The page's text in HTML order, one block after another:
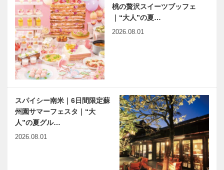
桃の贅沢スイーツブッフェ
｜“大人”の夏…
2026.08.01
スパイシー南米｜6日間限定蘇
州園サマーフェスタ｜“大
人”の夏グル…
2026.08.01